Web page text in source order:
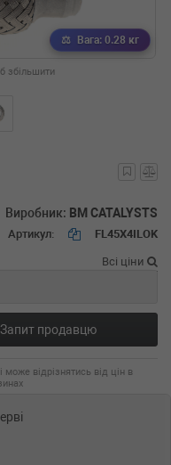
Вага: 0.28 кг
збільшити
Виробник: BM CATALYSTS
Артикул: FL45X4ILOK
Всі ціни
Запит продавцю
може відрізнятись від цін в